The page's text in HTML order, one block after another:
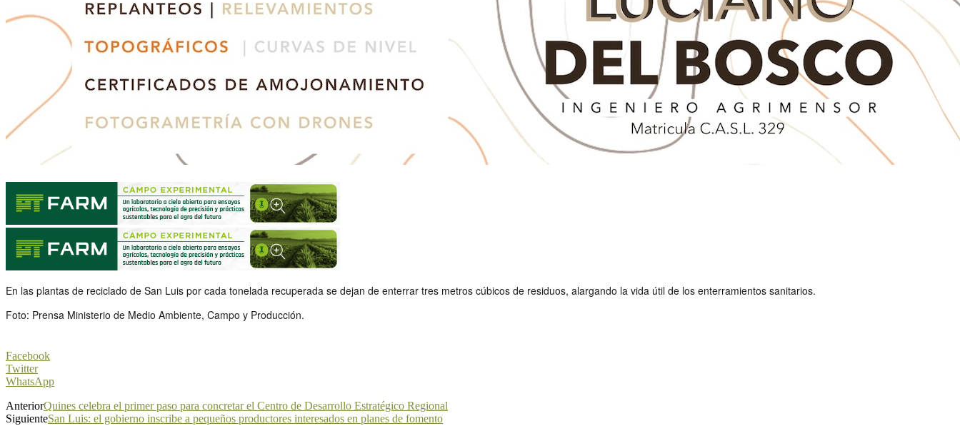
En las plantas de reciclado de San Luis por cada tonelada recuperada se dejan de enterrar tres metros cúbicos de residuos, alargando la vida útil de los enterramientos sanitarios.
Foto: Prensa Ministerio de Medio Ambiente, Campo y Producción.
Facebook
Twitter
WhatsApp
AnteriorQuines celebra el primer paso para concretar el Centro de Desarrollo Estratégico Regional
SiguienteSan Luis: el gobierno inscribe a pequeños productores interesados en planes de fomento